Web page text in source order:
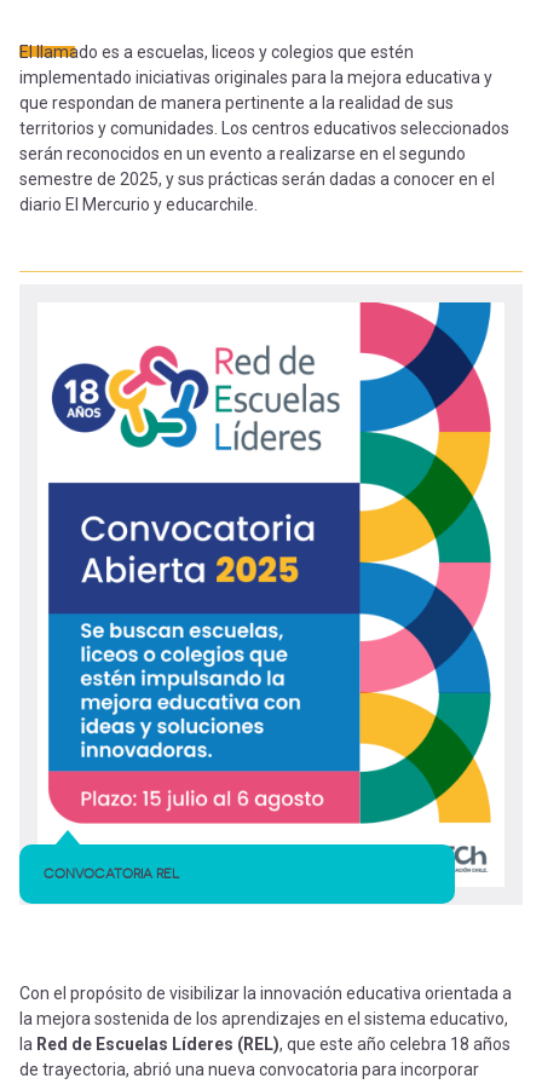
Mobile]
Menú
mi
cuenta
la
navegación
El llamado es a escuelas, liceos y colegios que estén
implementado iniciativas originales para la mejora educativa y
que respondan de manera pertinente a la realidad de sus
territorios y comunidades. Los centros educativos seleccionados
serán reconocidos en un evento a realizarse en el segundo
semestre de 2025, y sus prácticas serán dadas a conocer en el
diario El Mercurio y educarchile.
CONVOCATORIA REL
Con el propósito de visibilizar la innovación educativa orientada a
la mejora sostenida de los aprendizajes en el sistema educativo,
la Red de Escuelas Líderes (REL), que este año celebra 18 años
de trayectoria, abrió una nueva convocatoria para incorporar